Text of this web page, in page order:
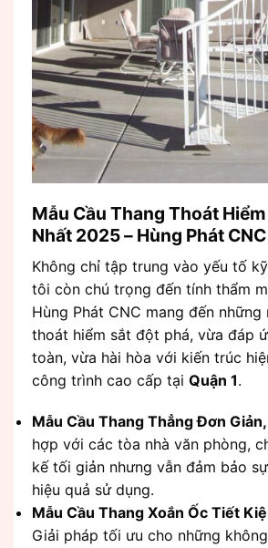
Mẫu Cầu Thang Thoát
Nhất 2025 – Hùng Phát CNC
Không chỉ tập trung vào yếu tố
tôi còn chú trọng đến tính thẩm
Hùng Phát CNC mang đến những
thoát hiểm sắt đột phá, vừa đáp
toàn, vừa hài hòa với kiến trúc
công trình cao cấp tại Quận 1.
Mẫu Cầu Thang Thẳng Đơn
hợp với các tòa nhà văn phòng,
kế tối giản nhưng vẫn đảm bảo
hiệu quả sử dụng.
Mẫu Cầu Thang Xoắn Ốc Tiết
Giải pháp tối ưu cho những